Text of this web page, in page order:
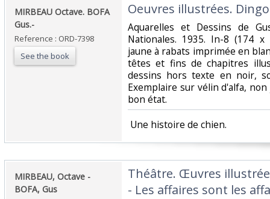
‎MIRBEAU Octave. BOFA
Gus.-‎
Reference : ORD-7398
See the book
‎Oeuvres illustrées.
‎Aquarelles et Dessins de
Nationales. 1935. In-8 (174
jaune à rabats imprimée en
têtes et fins de chapitres
dessins hors texte en noir,
Exemplaire sur vélin d'alfa,
bon état.‎
‎ Une histoire de chien.‎
‎MIRBEAU, Octave -
BOFA, Gus‎
‎Théâtre. Œuvres
- Les affaires sont les